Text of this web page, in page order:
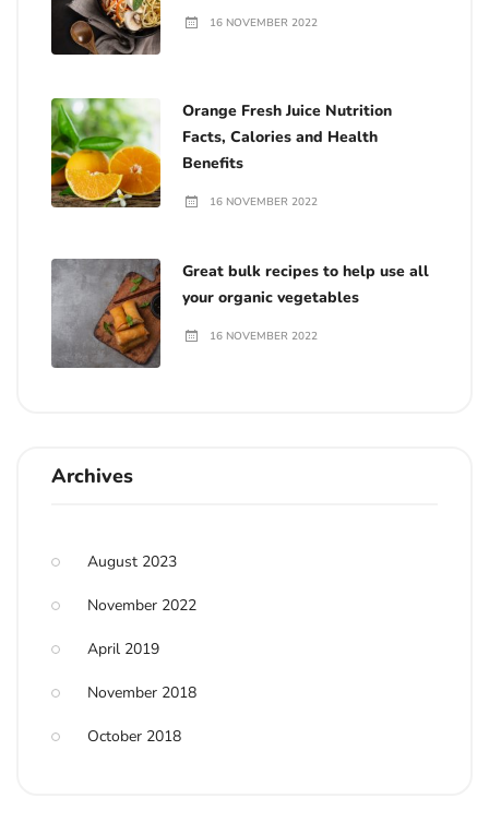
16 NOVEMBER 2022
Orange Fresh Juice Nutrition
Facts, Calories and Health
Benefits
16 NOVEMBER 2022
Great bulk recipes to help use all
your organic vegetables
16 NOVEMBER 2022
Archives
August 2023
November 2022
April 2019
November 2018
October 2018